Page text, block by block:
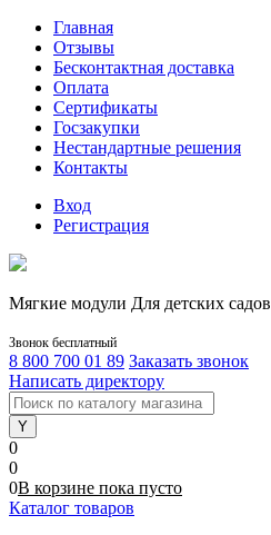
Главная
Отзывы
Бесконтактная доставка
Оплата
Сертификаты
Госзакупки
Нестандартные решения
Контакты
Вход
Регистрация
Мягкие модули Для детских садов
Звонок бесплатный
8 800 700 01 89 Заказать звонок
Написать директору
0
0
0В корзине пока пусто
Каталог товаров